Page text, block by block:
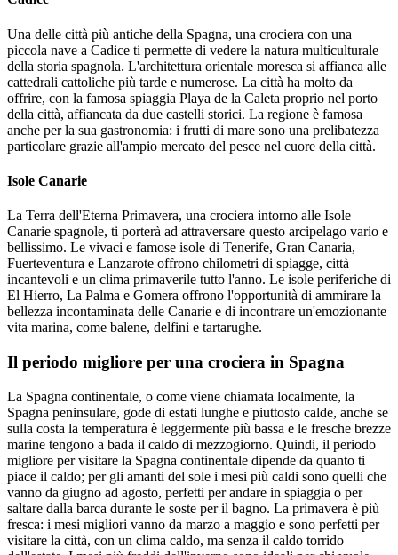
Una delle città più antiche della Spagna, una crociera con una
piccola nave a Cadice ti permette di vedere la natura multiculturale
della storia spagnola. L'architettura orientale moresca si affianca alle
cattedrali cattoliche più tarde e numerose. La città ha molto da
offrire, con la famosa spiaggia Playa de la Caleta proprio nel porto
della città, affiancata da due castelli storici. La regione è famosa
anche per la sua gastronomia: i frutti di mare sono una prelibatezza
particolare grazie all'ampio mercato del pesce nel cuore della città.
Isole Canarie
La Terra dell'Eterna Primavera, una crociera intorno alle Isole
Canarie spagnole, ti porterà ad attraversare questo arcipelago vario e
bellissimo. Le vivaci e famose isole di Tenerife, Gran Canaria,
Fuerteventura e Lanzarote offrono chilometri di spiagge, città
incantevoli e un clima primaverile tutto l'anno. Le isole periferiche di
El Hierro, La Palma e Gomera offrono l'opportunità di ammirare la
bellezza incontaminata delle Canarie e di incontrare un'emozionante
vita marina, come balene, delfini e tartarughe.
Il periodo migliore per una crociera in Spagna
La Spagna continentale, o come viene chiamata localmente, la
Spagna peninsulare, gode di estati lunghe e piuttosto calde, anche se
sulla costa la temperatura è leggermente più bassa e le fresche brezze
marine tengono a bada il caldo di mezzogiorno. Quindi, il periodo
migliore per visitare la Spagna continentale dipende da quanto ti
piace il caldo; per gli amanti del sole i mesi più caldi sono quelli che
vanno da giugno ad agosto, perfetti per andare in spiaggia o per
saltare dalla barca durante le soste per il bagno. La primavera è più
fresca: i mesi migliori vanno da marzo a maggio e sono perfetti per
visitare la città, con un clima caldo, ma senza il caldo torrido